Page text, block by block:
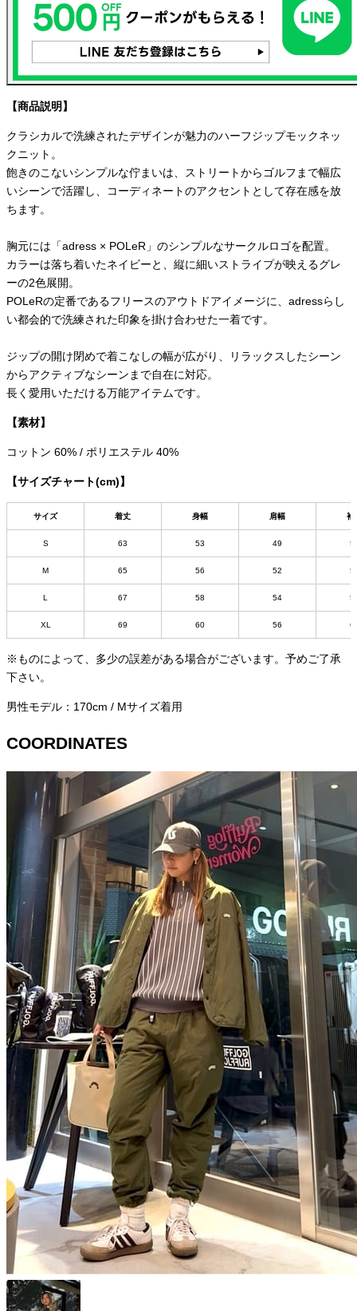
【商品説明】
クラシカルで洗練されたデザインが魅力のハーフジップモックネッ
クニット。
飽きのこないシンプルな佇まいは、ストリートからゴルフまで幅広
いシーンで活躍し、コーディネートのアクセントとして存在感を放
ちます。
胸元には「adress × POLeR」のシンプルなサークルロゴを配置。
カラーは落ち着いたネイビーと、縦に細いストライプが映えるグレ
ーの2色展開。
POLeRの定番であるフリースのアウトドアイメージに、adressらし
い都会的で洗練された印象を掛け合わせた一着です。
ジップの開け閉めで着こなしの幅が広がり、リラックスしたシーン
からアクティブなシーンまで自在に対応。
長く愛用いただける万能アイテムです。
【素材】
コットン 60% / ポリエステル 40%
【サイズチャート(cm)】
サイズ 着丈 身幅 肩幅 袖
S 63 53 49
M 65 56 52
L 67 58 54
XL 69 60 56
※ものによって、多少の誤差がある場合がございます。予めご了承
下さい。
男性モデル：170cm / Mサイズ着用
COORDINATES